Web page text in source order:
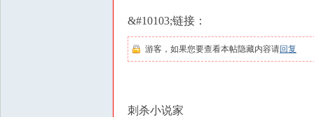
&#10103;链接：
游客，如果您要查看本帖隐藏内容请回复
刺杀小说家